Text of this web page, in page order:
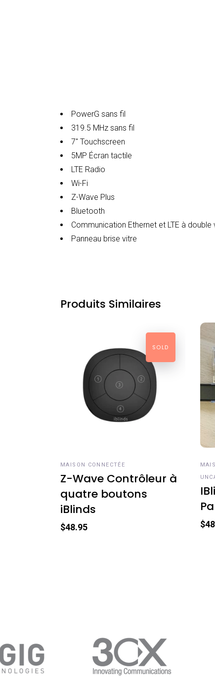
PowerG sans fil
319.5 MHz sans fil
7″ Touchscreen
5MP Écran tactile
LTE Radio
Wi-Fi
Z-Wave Plus
Bluetooth
Communication Ethernet et LTE à double
Panneau brise vitre
Produits Similaires
SOLD
MAISON CONNECTÉE
Z-Wave Contrôleur à
quatre boutons
iBlinds
$48.95 $